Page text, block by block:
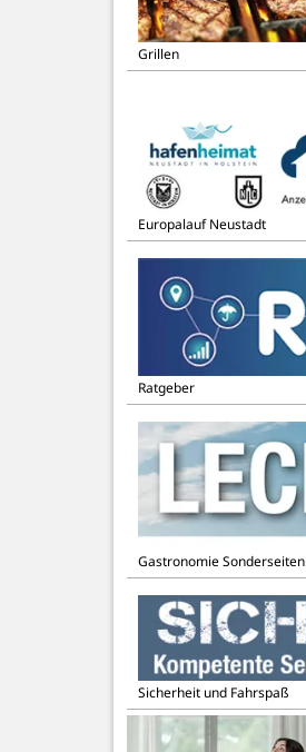
Grillen
Europalauf Neustadt
Ratgeber
Gastronomie Sonderseiten
Sicherheit und Fahrspaß